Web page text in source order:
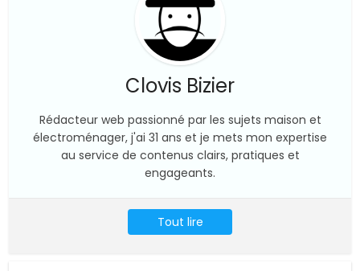
Clovis Bizier
Rédacteur web passionné par les sujets maison et
électroménager, j'ai 31 ans et je mets mon expertise
au service de contenus clairs, pratiques et
engageants.
Tout lire